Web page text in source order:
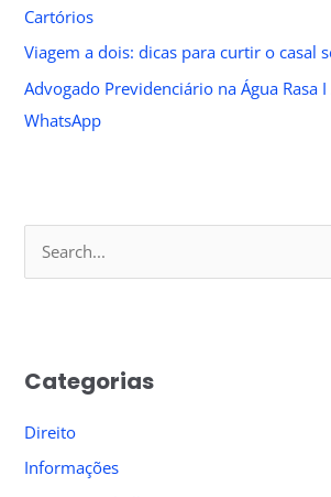
Cartórios
Viagem a dois: dicas para curtir o casal
Advogado Previdenciário na Água Rasa
WhatsApp
c
o
Categorias
Direito
Informações